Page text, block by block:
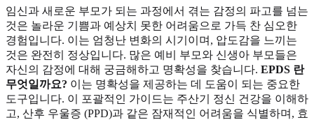
임신과 새로운 부모가 되는 과정에서 겪는 감정의 파고를 넘는
것은 놀라운 기쁨과 예상치 못한 어려움으로 가득 찬 심오한
경험입니다. 이는 엄청난 변화의 시기이며, 압도감을 느끼는
것은 완전히 정상입니다. 많은 예비 부모와 신생아 부모들은
자신의 감정에 대해 궁금해하고 명확성을 찾습니다. EPDS 란
무엇일까요? 이는 명확성을 제공하는 데 도움이 되는 중요한
도구입니다. 이 포괄적인 가이드는 주산기 정신 건강을 이해하
고, 산후 우울증 (PPD)과 같은 잠재적인 어려움을 식별하며, 효